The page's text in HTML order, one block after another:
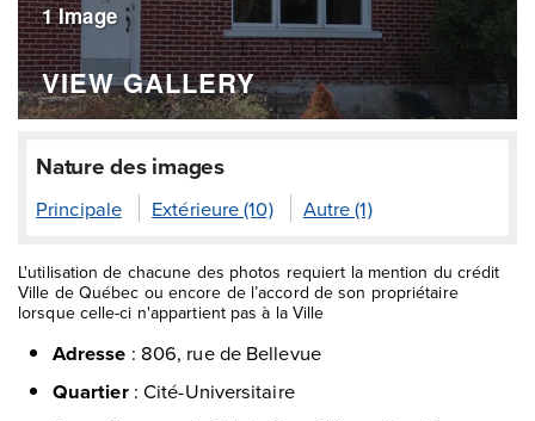
1 Image
VIEW GALLERY
Nature des images
Principale Extérieure (10) Autre (1)
L'utilisation de chacune des photos requiert la mention du crédit
Ville de Québec ou encore de l’accord de son propriétaire
lorsque celle-ci n'appartient pas à la Ville
Adresse : 806, rue de Bellevue
Quartier: Cité-Universitaire